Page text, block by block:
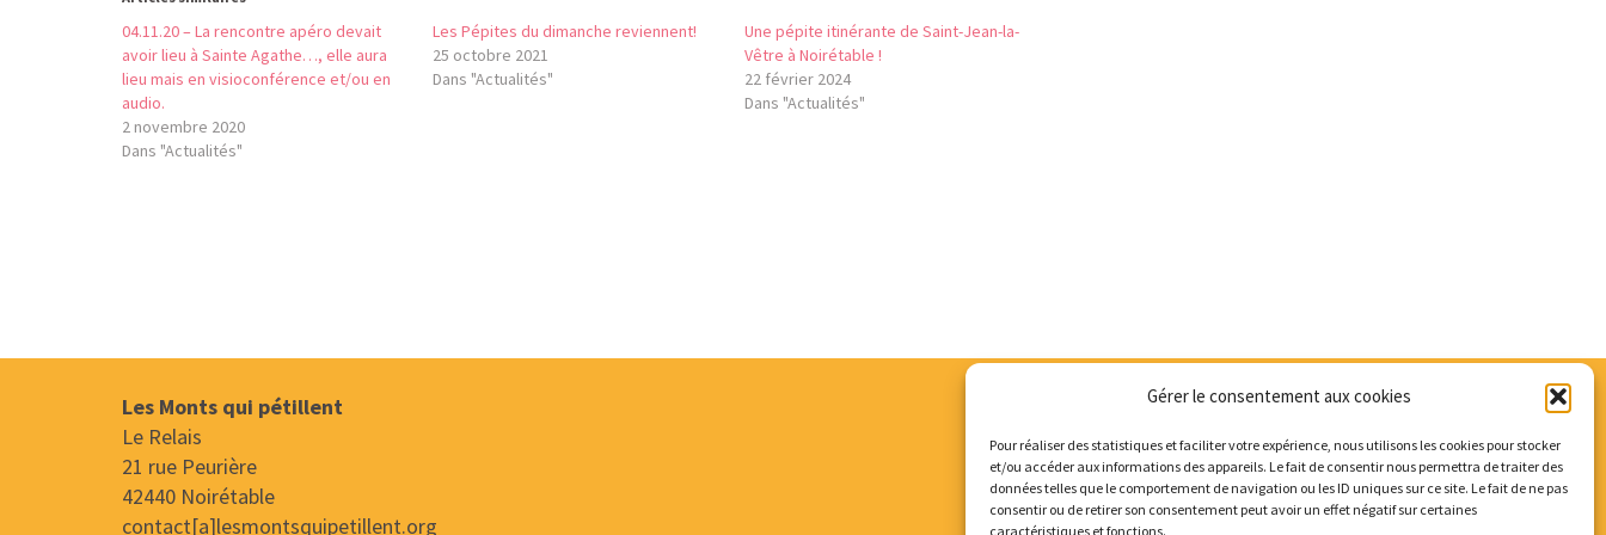
Gérer le consentement aux cookies
Pour réaliser des statistiques et faciliter votre expérience, nous utilisons les cookies pour stocker
et/ou accéder aux informations des appareils. Le fait de consentir nous permettra de traiter des
données telles que le comportement de navigation ou les ID uniques sur ce site. Le fait de ne pas
consentir ou de retirer son consentement peut avoir un effet négatif sur certaines
caractéristiques et fonctions.
04.11.20 – La rencontre apéro devait
avoir lieu à Sainte Agathe…, elle aura
lieu mais en visioconférence et/ou en
audio.
2 novembre 2020
Dans "Actualités"
Les Pépites du dimanche reviennent!
25 octobre 2021
Dans "Actualités"
Une pépite itinérante de Saint-Jean-la-
Vêtre à Noirétable !
22 février 2024
Dans "Actualités"
Les Monts qui pétillent
Le Relais
21 rue Peurière
42440 Noirétable
contact[a]lesmontsquipetillent.org